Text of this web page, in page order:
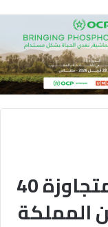
الحرارة تعود للارتفاع متجاوزة 40
المملكة